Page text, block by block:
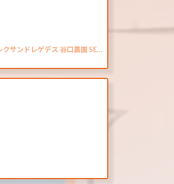
サンドレゲデス 谷口農園 SE…